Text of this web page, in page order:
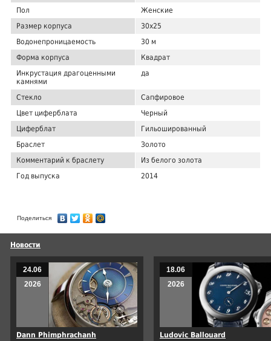
Пол
Женские
Размер корпуса
30х25
Водонепроницаемость
30 м
Форма корпуса
Квадрат
Инкрустация драгоценными
камнями
да
Стекло
Сапфировое
Цвет циферблата
Черный
Циферблат
Гильошированный
Браслет
Золото
Комментарий к браслету
Из белого золота
Год выпуска
2014
Поделиться
Новости
24.06
2026
Dann Phimphrachanh
18.06
2026
Ludovic Ballouard